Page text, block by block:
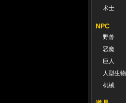
术士
NPC
野兽
恶魔
巨人
人型生物
机械